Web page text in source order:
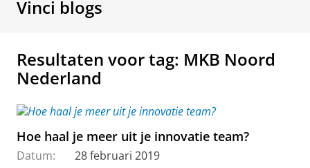
Vinci blogs
Resultaten voor tag: MKB Noord
Nederland
Hoe haal je meer uit je innovatie team?
Datum:
28 februari 2019